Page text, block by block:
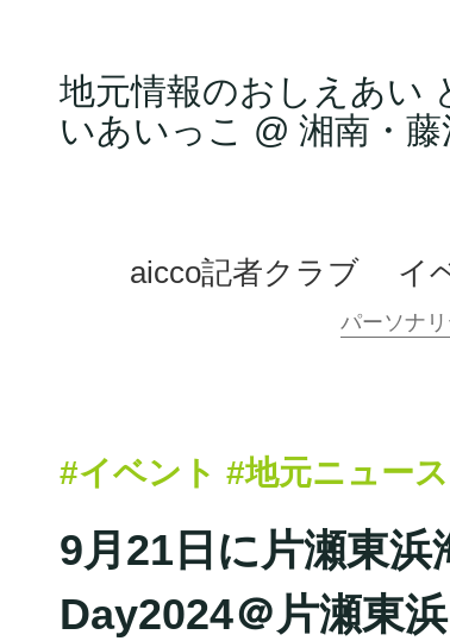
地元情報のおしえあい
いあいっこ @ 湘南・
aicco記者クラブ イ
#イベント #地元ニュース
9月21日に片瀬東
Day2024＠片瀬東浜